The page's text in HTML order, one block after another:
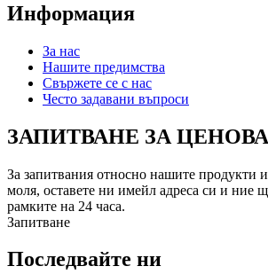
Информация
За нас
Нашите предимства
Свържете се с нас
Често задавани въпроси
ЗАПИТВАНЕ ЗА
За запитвания относно нашите продукти
моля, оставете ни имейл адреса си и ние
рамките на 24 часа.
Запитване
Последвайте ни